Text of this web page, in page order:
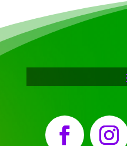
Facebook Instagram